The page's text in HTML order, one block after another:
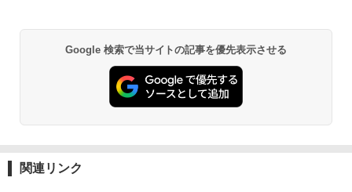
D40 地球の歩き方 チェンマイ タイ北部の魅
力的な町 2026～2027 地球の歩き方D アジア
￥2,079
￥6,841
ENDLESS BASE 《めざましテレビで紹介》
テント ワンタッチ RENEW 幅200 2-3人用 43
500002(88859)
￥5,999
026リニューアル 急速冷凍 空間倍増 衛生的
コンパクト 保冷力長持ち
Google 検索で当サイトの記事を優先表示させる
関連リンク